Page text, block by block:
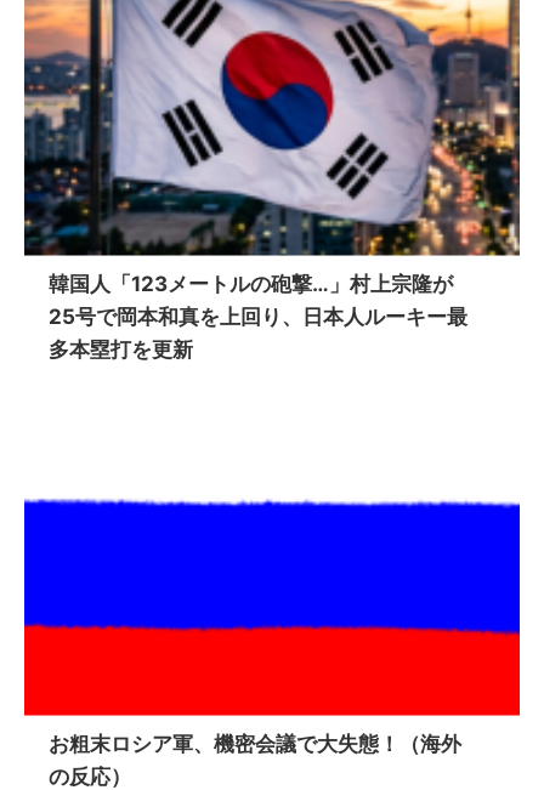
韓国人「123メートルの砲撃…」村上宗隆が
25号で岡本和真を上回り、日本人ルーキー最
多本塁打を更新
お粗末ロシア軍、機密会議で大失態！（海外
の反応）